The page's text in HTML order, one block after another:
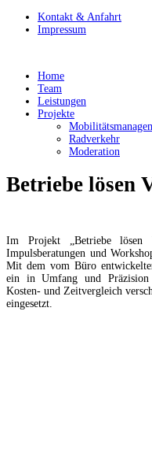
Kontakt & Anfahrt
Impressum
Home
Team
Leistungen
Projekte
Radverkehr
Moderation
Betriebe lösen
Im Projekt „Betriebe lösen
Impulsberatungen und
Mit dem vom Büro
ein in Umfang und Präzision
Kosten- und Zeitvergleich
eingesetzt.